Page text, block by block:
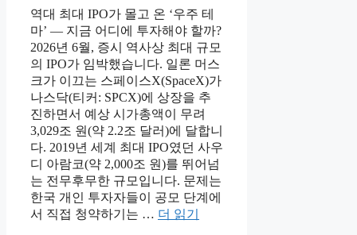
역대 최대 IPO가 몰고 온 ‘우주 테
마’ — 지금 어디에 투자해야 할까?
2026년 6월, 증시 역사상 최대 규모
의 IPO가 임박했습니다. 일론 머스
크가 이끄는 스페이스X(SpaceX)가
나스닥(티커: SPCX)에 상장을 추
진하면서 예상 시가총액이 무려
3,029조 원(약 2.2조 달러)에 달합니
다. 2019년 세계 최대 IPO였던 사우
디 아람코(약 2,000조 원)를 뛰어넘
는 전무후무한 규모입니다. 문제는
한국 개인 투자자들이 공모 단계에
서 직접 청약하기는 … 더 읽기